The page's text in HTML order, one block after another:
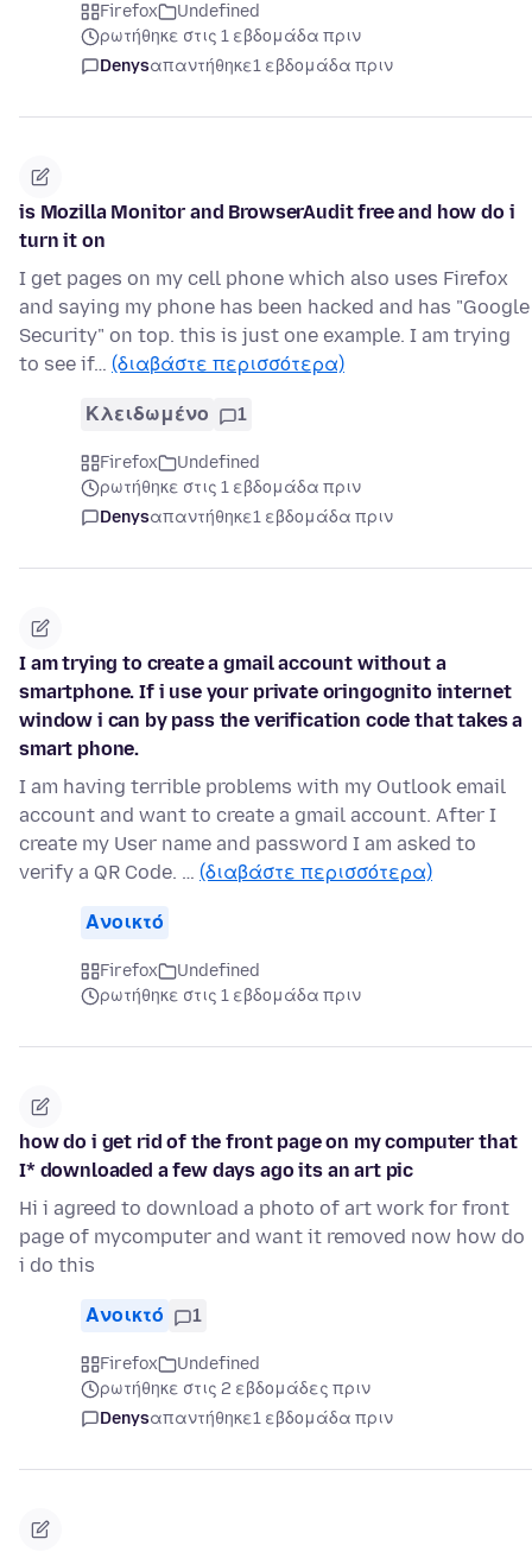
Firefox
Undefined
ρωτήθηκε στις 1 εβδομάδα πριν
Denysαπαντήθηκε1 εβδομάδα πριν
is Mozilla Monitor and BrowserAudit free and how do i
turn it on
I get pages on my cell phone which also uses Firefox
and saying my phone has been hacked and has "Google
Security" on top. this is just one example. I am trying
to see if… (διαβάστε περισσότερα)
Κλειδωμένο 1
Firefox
Undefined
ρωτήθηκε στις 1 εβδομάδα πριν
Denysαπαντήθηκε1 εβδομάδα πριν
I am trying to create a gmail account without a
smartphone. If i use your private oringognito internet
window i can by pass the verification code that takes a
smart phone.
I am having terrible problems with my Outlook email
account and want to create a gmail account. After I
create my User name and password I am asked to
verify a QR Code. … (διαβάστε περισσότερα)
Ανοικτό
Firefox
Undefined
ρωτήθηκε στις 1 εβδομάδα πριν
how do i get rid of the front page on my computer that
I* downloaded a few days ago its an art pic
Hi i agreed to download a photo of art work for front
page of mycomputer and want it removed now how do
i do this
Ανοικτό 1
Firefox
Undefined
ρωτήθηκε στις 2 εβδομάδες πριν
Denysαπαντήθηκε1 εβδομάδα πριν